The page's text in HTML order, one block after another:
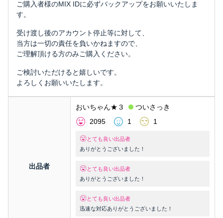
ご購入者様のMIX IDに必ずバックアップをお願いいたしま
す。
受け渡し後のアカウント停止等に対して、
当方は一切の責任を負いかねますので、
ご理解頂ける方のみご購入ください。
ご検討いただけると嬉しいです。
よろしくお願いいたします。
出品者
おいちゃん★３
ついさっき
2095
1 1
とても良い出品者
ありがとうございました！
とても良い出品者
ありがとうございました！
とても良い出品者
迅速な対応ありがとうございました！